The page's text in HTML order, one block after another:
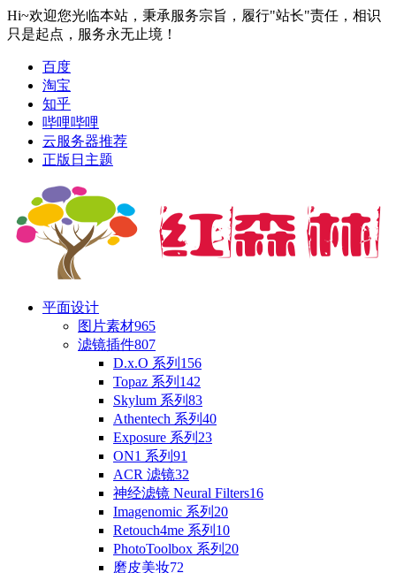
Hi~欢迎您光临本站，秉承服务宗旨，履行"站长"责任，相识
只是起点，服务永无止境！
百度
淘宝
知乎
哔哩哔哩
云服务器推荐
正版日主题
平面设计
图片素材965
滤镜插件807
D.x.O 系列 156
Topaz 系列 142
Skylum 系列 83
Athentech 系列 40
Exposure 系列 23
ON1 系列 91
ACR 滤镜32
神经滤镜 Neural Filters16
Imagenomic 系列 20
Retouch4me 系列 10
PhotoToolbox 系列 20
磨皮美妆72